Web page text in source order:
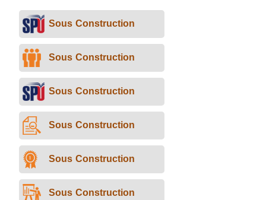
Sous Construction
Sous Construction
Sous Construction
Sous Construction
Sous Construction
Sous Construction